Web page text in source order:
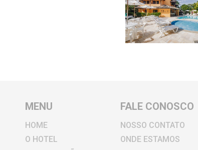
MENU
HOME
O HOTEL
FALE CONOSCO
NOSSO CONTATO
ONDE ESTAMOS